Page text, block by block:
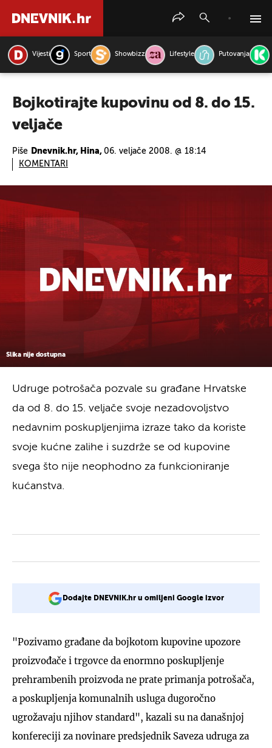
Vijesti Sport Showbizz Lifestyle Putovanja
Bojkotirajte kupovinu od 8. do 15.
veljače
Piše Dnevnik.hr, Hina, 06. veljače 2008. @ 18:14
KOMENTARI
Slika nije dostupna
Udruge potrošača pozvale su građane Hrvatske
da od 8. do 15. veljače svoje nezadovoljstvo
nedavnim poskupljenjima izraze tako da koriste
svoje kućne zalihe i suzdrže se od kupovine
svega što nije neophodno za funkcioniranje
kućanstva.
Dodajte DNEVNIK.hr u omiljeni Google izvor
"Pozivamo građane da bojkotom kupovine upozore
proizvođače i trgovce da enormno poskupljenje
prehrambenih proizvoda ne prate primanja potrošača,
a poskupljenja komunalnih usluga dugoročno
ugrožavaju njihov standard", kazali su na današnjoj
konfereciji za novinare predsjednik Saveza udruga za
PRETRAŽITE VIJESTI